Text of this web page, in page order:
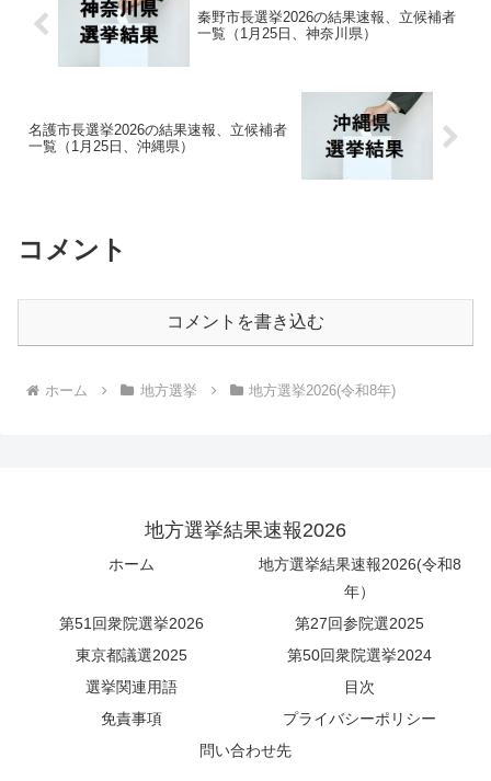
秦野市長選挙2026の結果速報、立候補者
一覧（1月25日、神奈川県）
名護市長選挙2026の結果速報、立候補者
一覧（1月25日、沖縄県）
コメント
コメントを書き込む
ホーム 地方選挙 地方選挙2026(令和8年)
地方選挙結果速報2026
ホーム
地方選挙結果速報2026(令和8
年）
第51回衆院選挙2026
第27回参院選2025
東京都議選2025
第50回衆院選挙2024
選挙関連用語
目次
免責事項
プライバシーポリシー
問い合わせ先